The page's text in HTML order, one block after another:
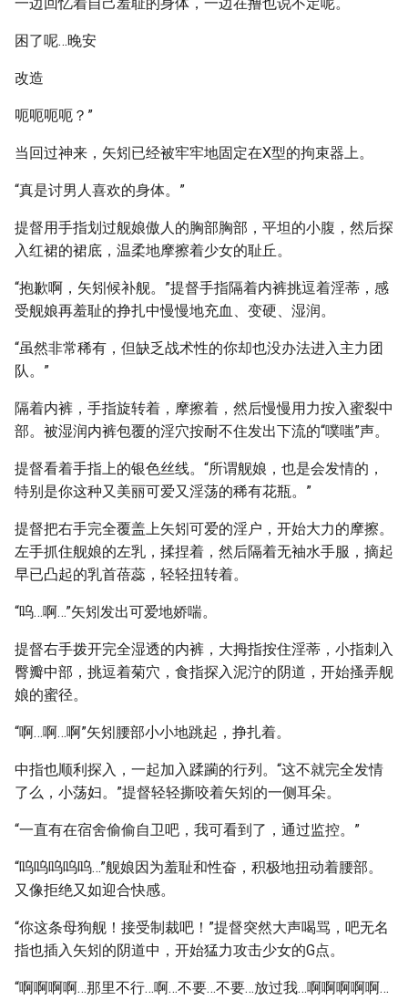
困了呢…晚安
改造
呃呃呃呃？”
当回过神来，矢矧已经被牢牢地固定在X型的拘束器上。
“真是讨男人喜欢的身体。”
提督用手指划过舰娘傲人的胸部胸部，平坦的小腹，然后探
入红裙的裙底，温柔地摩擦着少女的耻丘。
“抱歉啊，矢矧候补舰。”提督手指隔着内裤挑逗着淫蒂，感
受舰娘再羞耻的挣扎中慢慢地充血、变硬、湿润。
“虽然非常稀有，但缺乏战术性的你却也没办法进入主力团
队。”
隔着内裤，手指旋转着，摩擦着，然后慢慢用力按入蜜裂中
部。被湿润内裤包覆的淫穴按耐不住发出下流的“噗嗤”声。
提督看着手指上的银色丝线。“所谓舰娘，也是会发情的，
特别是你这种又美丽可爱又淫荡的稀有花瓶。”
提督把右手完全覆盖上矢矧可爱的淫户，开始大力的摩擦。
左手抓住舰娘的左乳，揉捏着，然后隔着无袖水手服，摘起
早已凸起的乳首蓓蕊，轻轻扭转着。
“呜…啊…”矢矧发出可爱地娇喘。
提督右手拨开完全湿透的内裤，大拇指按住淫蒂，小指刺入
臀瓣中部，挑逗着菊穴，食指探入泥泞的阴道，开始搔弄舰
娘的蜜径。
“啊…啊…啊”矢矧腰部小小地跳起，挣扎着。
中指也顺利探入，一起加入蹂躏的行列。“这不就完全发情
了么，小荡妇。”提督轻轻撕咬着矢矧的一侧耳朵。
“一直有在宿舍偷偷自卫吧，我可看到了，通过监控。”
“呜呜呜呜呜…”舰娘因为羞耻和性奋，积极地扭动着腰部。
又像拒绝又如迎合快感。
“你这条母狗舰！接受制裁吧！”提督突然大声喝骂，吧无名
指也插入矢矧的阴道中，开始猛力攻击少女的G点。
“啊啊啊啊…那里不行…啊…不要…不要…放过我…啊啊啊啊啊…